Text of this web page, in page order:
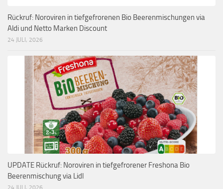
Rückruf: Noroviren in tiefgefrorenen Bio Beerenmischungen via
Aldi und Netto Marken Discount
24 JULI, 2026
UPDATE Rückruf: Noroviren in tiefgefrorener Freshona Bio
Beerenmischung via Lidl
24 JULI, 2026